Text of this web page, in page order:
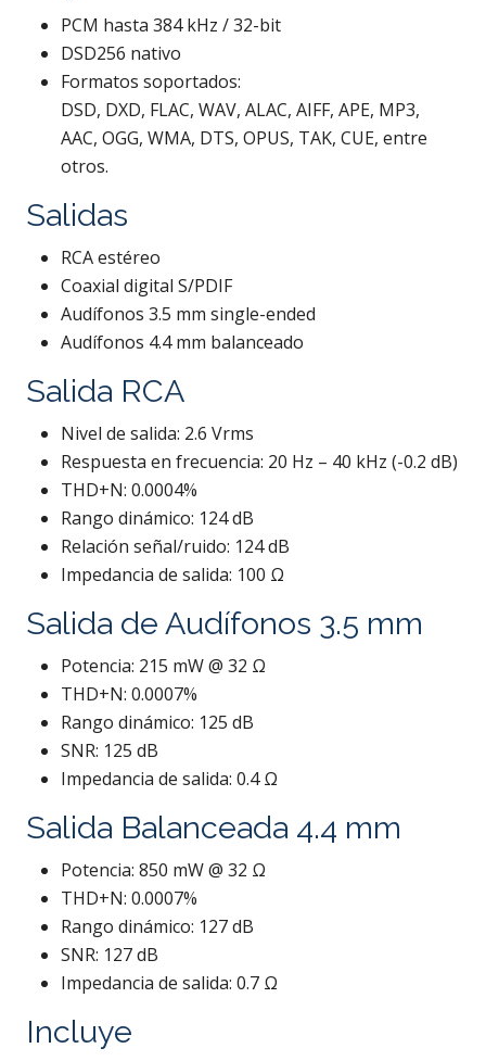
PCM hasta 384 kHz / 32-bit
DSD256 nativo
Formatos soportados:
DSD, DXD, FLAC, WAV, ALAC, AIFF, APE, MP3,
AAC, OGG, WMA, DTS, OPUS, TAK, CUE, entre
otros.
Salidas
RCA estéreo
Coaxial digital S/PDIF
Audífonos 3.5 mm single-ended
Audífonos 4.4 mm balanceado
Salida RCA
Nivel de salida: 2.6 Vrms
Respuesta en frecuencia: 20 Hz – 40 kHz (-0.2 dB)
THD+N: 0.0004%
Rango dinámico: 124 dB
Relación señal/ruido: 124 dB
Impedancia de salida: 100 Ω
Salida de Audífonos 3.5 mm
Potencia: 215 mW @ 32 Ω
THD+N: 0.0007%
Rango dinámico: 125 dB
SNR: 125 dB
Impedancia de salida: 0.4 Ω
Salida Balanceada 4.4 mm
Potencia: 850 mW @ 32 Ω
THD+N: 0.0007%
Rango dinámico: 127 dB
SNR: 127 dB
Impedancia de salida: 0.7 Ω
Incluye